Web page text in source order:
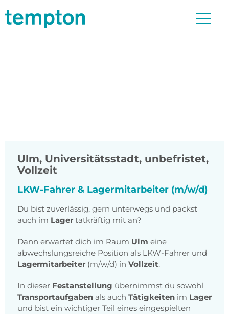
Ulm, Universitätsstadt, unbefristet,
Vollzeit
LKW-Fahrer & Lagermitarbeiter (m/w/d)
Du bist zuverlässig, gern unterwegs und packst
auch im Lager tatkräftig mit an?
Dann erwartet dich im Raum Ulm eine
abwechslungsreiche Position als LKW-Fahrer und
Lagermitarbeiter (m/w/d) in Vollzeit.
In dieser Festanstellung übernimmst du sowohl
Transportaufgaben als auch Tätigkeiten im Lager
und bist ein wichtiger Teil eines eingespielten